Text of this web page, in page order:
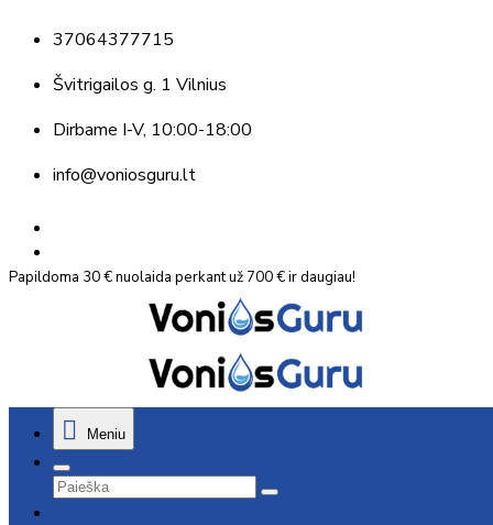
37064377715
Švitrigailos g. 1 Vilnius
Dirbame I-V, 10:00-18:00
info@voniosguru.lt
Papildoma 30 € nuolaida perkant už 700 € ir daugiau!
Meniu